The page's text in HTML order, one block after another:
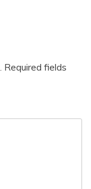
Required fields